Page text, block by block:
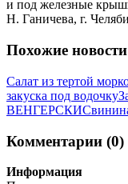
и под железные
Н. Ганичева, г.
Похожие новости
Салат из тертой
закуска под водочку
ВЕНГЕРСКИ
Комментарии (0)
Информация